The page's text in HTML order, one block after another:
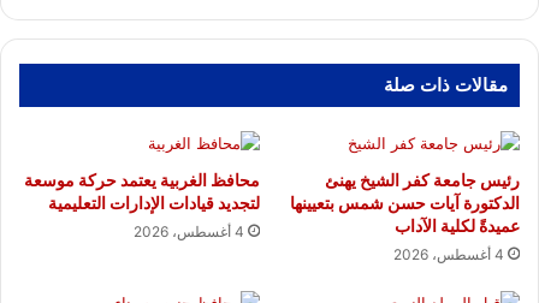
مقالات ذات صلة
رئيس جامعة كفر الشيخ يهنئ
الدكتورة آيات حسن شمس بتعيينها
عميدةً لكلية الآداب
4 أغسطس، 2026
محافظ الغربية يعتمد حركة موسعة
لتجديد قيادات الإدارات التعليمية
4 أغسطس، 2026